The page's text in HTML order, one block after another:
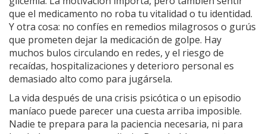
que el medicamento no roba tu vitalidad o tu identidad.
Y otra cosa: no confíes en remedios milagrosos o gurús
que prometen dejar la medicación de golpe. Hay
muchos bulos circulando en redes, y el riesgo de
recaídas, hospitalizaciones y deterioro personal es
demasiado alto como para jugársela.
La vida después de una crisis psicótica o un episodio
maníaco puede parecer una cuesta arriba imposible.
Nadie te prepara para la paciencia necesaria, ni para